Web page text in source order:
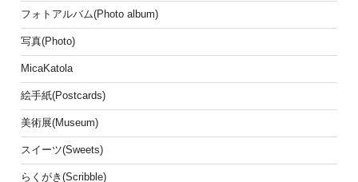
フォトアルバム(Photo album)
写真(Photo)
MicaKatola
絵手紙(Postcards)
美術展(Museum)
スイーツ(Sweets)
らくがき(Scribble)